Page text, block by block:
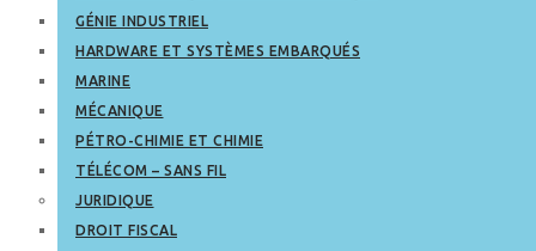
GÉNIE INDUSTRIEL
HARDWARE ET SYSTÈMES EMBARQUÉS
MARINE
MÉCANIQUE
PÉTRO-CHIMIE ET CHIMIE
TÉLÉCOM – SANS FIL
JURIDIQUE
DROIT FISCAL